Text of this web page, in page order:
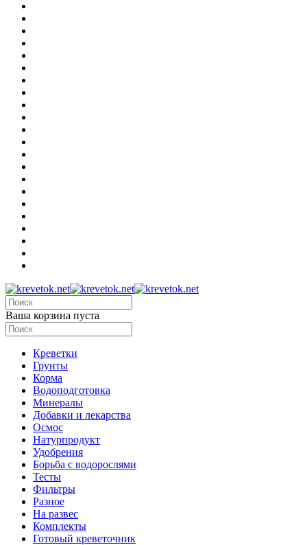
Ваша корзина пуста
Креветки
Грунты
Корма
Водоподготовка
Минералы
Добавки и лекарства
Осмос
Натурпродукт
Удобрения
Борьба с водорослями
Тесты
Фильтры
Разное
На развес
Комплекты
Готовый креветочник